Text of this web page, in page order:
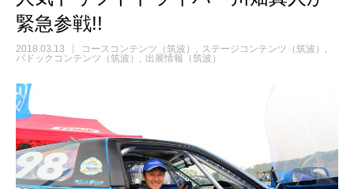
緊急参戦!!
2018.03.13 コースコンテンツ（筑波）
ステージコンテンツ（筑波）
パドックコンテンツ（筑波）
出展情報（筑波）